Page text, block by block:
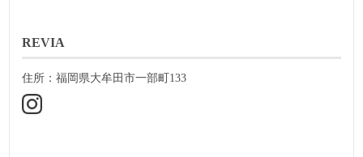
REVIA
住所：福岡県大牟田市一部町133